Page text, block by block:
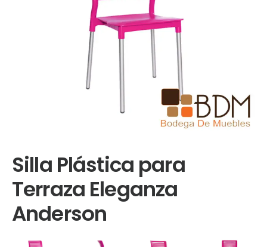
Silla Plástica para
Terraza Eleganza
Anderson